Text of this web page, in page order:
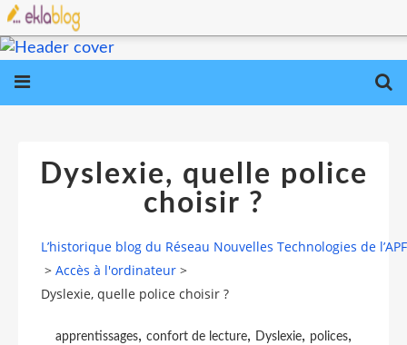
Dyslexie, quelle police
choisir ?
L’historique blog du Réseau Nouvelles Technologies de
> Accès à l'ordinateur >
Dyslexie, quelle police choisir ?
apprentissages, confort de lecture, Dyslexie, polices,